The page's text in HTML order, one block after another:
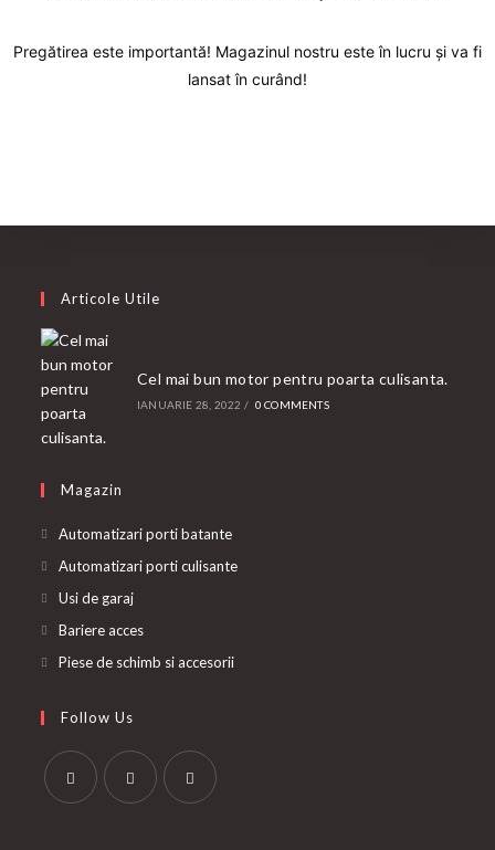
Pregătirea este importantă! Magazinul nostru este în lucru și va fi
lansat în curând!
Articole Utile
Cel mai bun motor pentru poarta culisanta.
IANUARIE 28, 2022 / 0 COMMENTS
Magazin
Automatizari porti batante
Automatizari porti culisante
Usi de garaj
Bariere acces
Piese de schimb si accesorii
Follow Us